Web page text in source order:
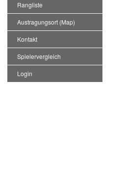
Rangliste
Austragungsort (Map)
Kontakt
Spielervergleich
Login